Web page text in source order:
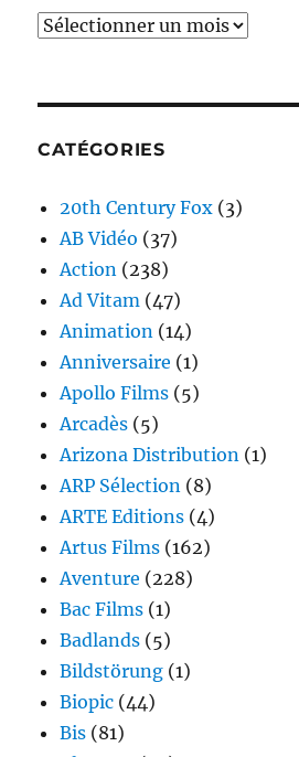
Archives
CATÉGORIES
20th Century Fox (3)
AB Vidéo (37)
Action (238)
Ad Vitam (47)
Animation (14)
Anniversaire (1)
Apollo Films (5)
Arcadès (5)
Arizona Distribution (1)
ARP Sélection (8)
ARTE Editions (4)
Artus Films (162)
Aventure (228)
Bac Films (1)
Badlands (5)
Bildstörung (1)
Biopic (44)
Bis (81)